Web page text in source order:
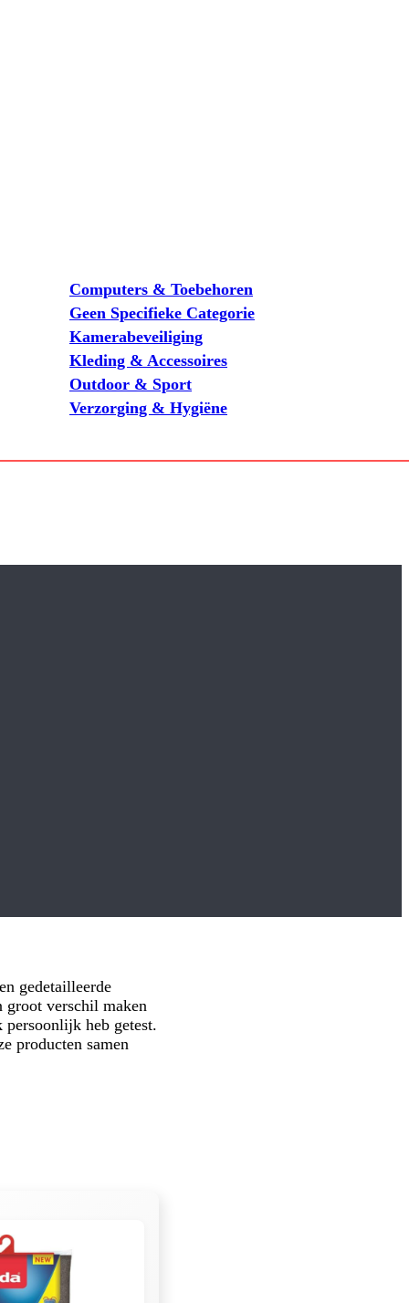
Computers & Toebehoren
Geen Specifieke Categorie
Kamerabeveiliging
Kleding & Accessoires
Outdoor & Sport
Verzorging & Hygiëne
gedetailleerde
groot verschil maken
heb getest.
producten samen